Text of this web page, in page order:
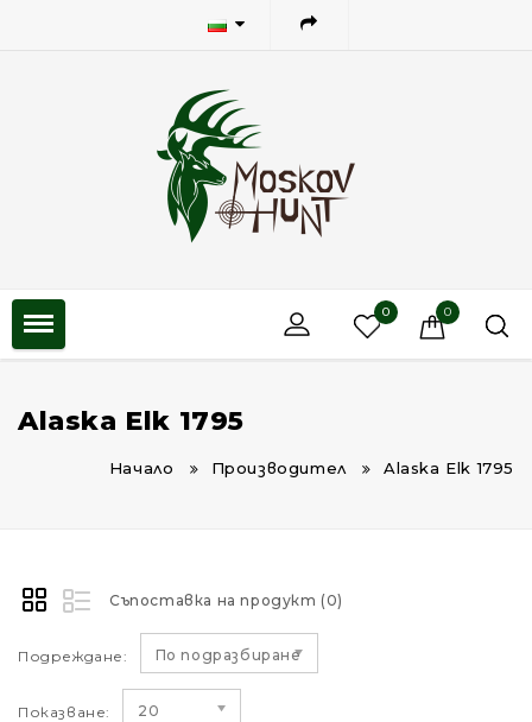
0 0
Alaska Elk 1795
Начало Производител Alaska Elk 1795
Съпоставка на продукт (0)
Подреждане: По подразбиране
Показване: 20